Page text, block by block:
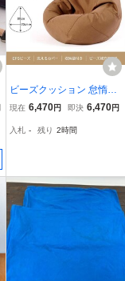
ビーズクッション 怠惰な
ソファ Ｓ 小さめ 70×80c
し可能 ブラウン 取っ手付
現在 6,470円 即決 6,470円
入札 - 残り 2時間